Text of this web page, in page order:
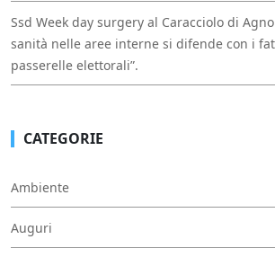
Ssd Week day surgery al Caracciolo di
sanità nelle aree interne si difende con i
passerelle elettorali”.
CATEGORIE
Ambiente
Auguri